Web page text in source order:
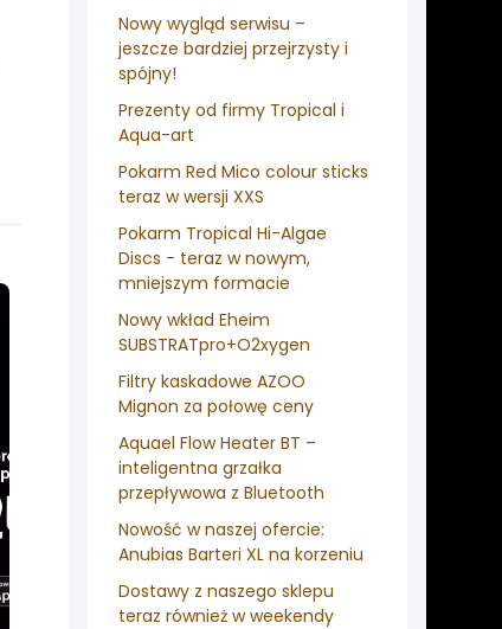
Nowy wygląd serwisu –
jeszcze bardziej przejrzysty i
spójny!
Prezenty od firmy Tropical i
Aqua-art
Pokarm Red Mico colour sticks
teraz w wersji XXS
Pokarm Tropical Hi-Algae
Discs - teraz w nowym,
mniejszym formacie
Nowy wkład Eheim
SUBSTRATpro+O2xygen
Filtry kaskadowe AZOO
Mignon za połowę ceny
Aquael Flow Heater BT –
inteligentna grzałka
przepływowa z Bluetooth
Nowość w naszej ofercie:
Anubias Barteri XL na korzeniu
Dostawy z naszego sklepu
teraz również w weekendy